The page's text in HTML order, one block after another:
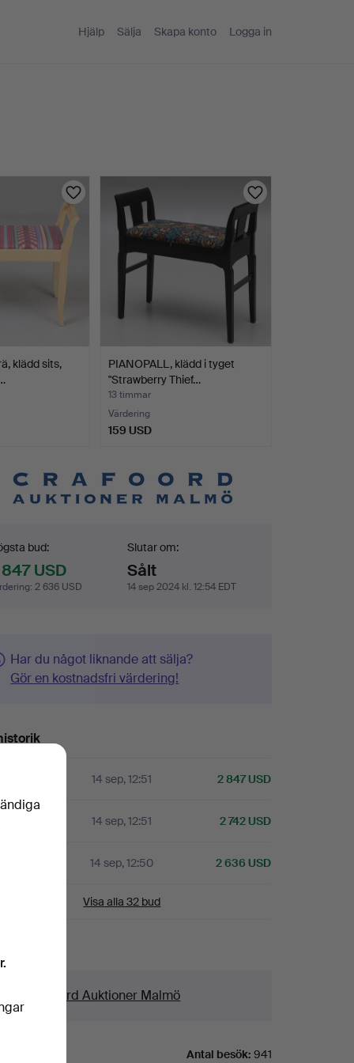
Hjälp Sälja Skapa konto Logga in
klädd sits,
PIANOPALL, klädd i tyget
"Strawberry Thief…
13 timmar
Värdering
159 USD
bud:
USD
: 2 636 USD
Slutar om:
Sålt
14 sep 2024 kl. 12:54 EDT
Har du något liknande att sälja?
Gör en kostnadsfri värdering!
14 sep, 12:51 2 847 USD
14 sep, 12:51 2 742 USD
14 sep, 12:50 2 636 USD
Visa alla 32 bud
Crafoord Auktioner Malmö
Antal besök: 941